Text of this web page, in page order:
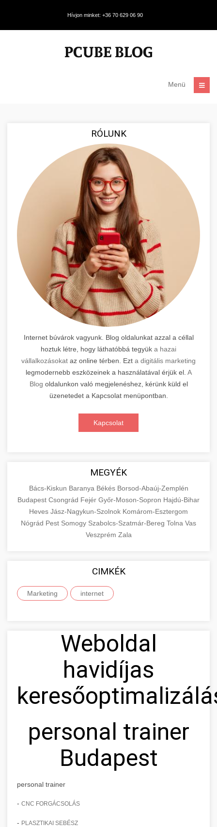
Hívjon minket: +36 70 629 06 90
Menü
RÓLUNK
Internet búvárok vagyunk. Blog oldalunkat azzal a céllal
hoztuk létre, hogy láthatóbbá tegyük a hazai
vállalkozásokat az online térben. Ezt a digitális marketing
legmodernebb eszközeinek a használatával érjük el. A
Blog oldalunkon való megjelenéshez, kérünk küld el
üzenetedet a Kapcsolat menüpontban.
Kapcsolat
MEGYÉK
Bács-Kiskun Baranya Békés Borsod-Abaúj-Zemplén
Budapest Csongrád Fejér Győr-Moson-Sopron Hajdú-Bihar
Heves Jász-Nagykun-Szolnok Komárom-Esztergom
Nógrád Pest Somogy Szabolcs-Szatmár-Bereg Tolna Vas
Veszprém Zala
CIMKÉK
Marketing internet
Weboldal
havidíjas
personal trainer
Budapest
personal trainer
- CNC FORGÁCSOLÁS
- PLASZTIKAI SEBÉSZ